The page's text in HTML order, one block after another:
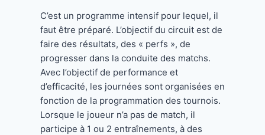
C’est un programme intensif pour lequel, il
faut être préparé. L’objectif du circuit est de
faire des résultats, des « perfs », de
progresser dans la conduite des matchs.
Avec l’objectif de performance et
d’efficacité, les journées sont organisées en
fonction de la programmation des tournois.
Lorsque le joueur n’a pas de match, il
participe à 1 ou 2 entraînements, à des